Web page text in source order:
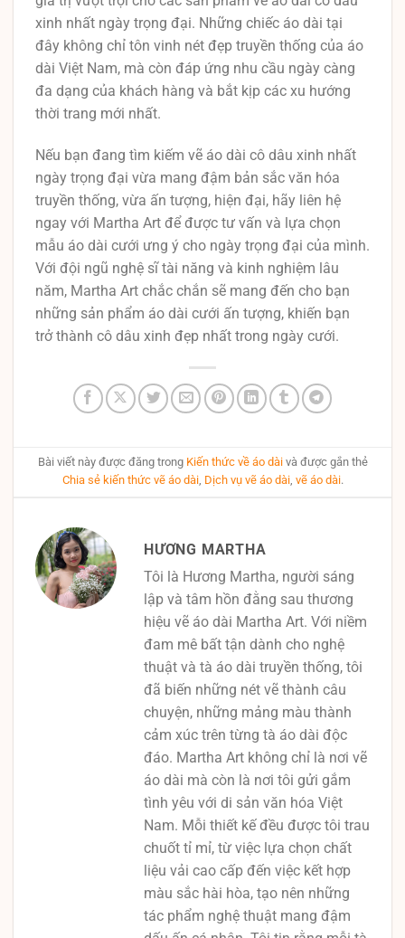
xinh nhất ngày trọng đại. Những chiếc áo dài tại
đây không chỉ tôn vinh nét đẹp truyền thống của áo
dài Việt Nam, mà còn đáp ứng nhu cầu ngày càng
đa dạng của khách hàng và bắt kịp các xu hướng
thời trang mới nhất.
Nếu bạn đang tìm kiếm vẽ áo dài cô dâu xinh nhất
ngày trọng đại vừa mang đậm bản sắc văn hóa
truyền thống, vừa ấn tượng, hiện đại, hãy liên hệ
ngay với Martha Art để được tư vấn và lựa chọn
mẫu áo dài cưới ưng ý cho ngày trọng đại của mình.
Với đội ngũ nghệ sĩ tài năng và kinh nghiệm lâu
năm, Martha Art chắc chắn sẽ mang đến cho bạn
những sản phẩm áo dài cưới ấn tượng, khiến bạn
trở thành cô dâu xinh đẹp nhất trong ngày cưới.
Bài viết này được đăng trong Kiến thức về áo dàivà được gắn thẻ
Chia sẻ kiến thức vẽ áo dài, Dịch vụ vẽ áo dài, vẽ áo dài.
HƯƠNG MARTHA
Tôi là Hương Martha, người sáng
lập và tâm hồn đằng sau thương
hiệu vẽ áo dài Martha Art. Với niềm
đam mê bất tận dành cho nghệ
thuật và tà áo dài truyền thống, tôi
đã biến những nét vẽ thành câu
chuyện, những mảng màu thành
cảm xúc trên từng tà áo dài độc
đáo. Martha Art không chỉ là nơi vẽ
áo dài mà còn là nơi tôi gửi gắm
tình yêu với di sản văn hóa Việt
Nam. Mỗi thiết kế đều được tôi trau
chuốt tỉ mỉ, từ việc lựa chọn chất
liệu vải cao cấp đến việc kết hợp
màu sắc hài hòa, tạo nên những
tác phẩm nghệ thuật mang đậm